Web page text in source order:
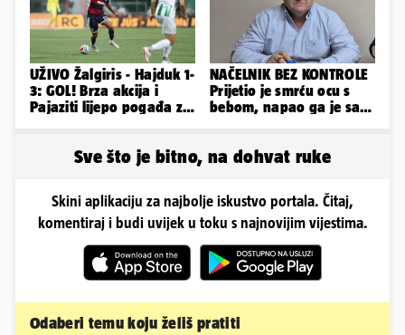
UŽIVO Žalgiris - Hajduk 1-
3: GOL! Brza akcija i
Pajaziti lijepo pogađa za
NAČELNIK BEZ KONTROLE
Prijetio je smrću ocu s
bebom, napao ga je sa
Sve što je bitno, na dohvat ruke
Skini aplikaciju za najbolje iskustvo portala. Čitaj,
komentiraj i budi uvijek u toku s najnovijim vijestima.
Odaberi temu koju želiš pratiti